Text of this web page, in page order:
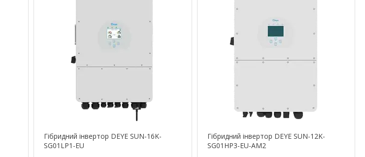
Гібридний інвертор DEYE SUN-16K-
SG01LP1-EU
Гібридний інвертор DEYE SUN-12K-
SG01HP3-EU-AM2